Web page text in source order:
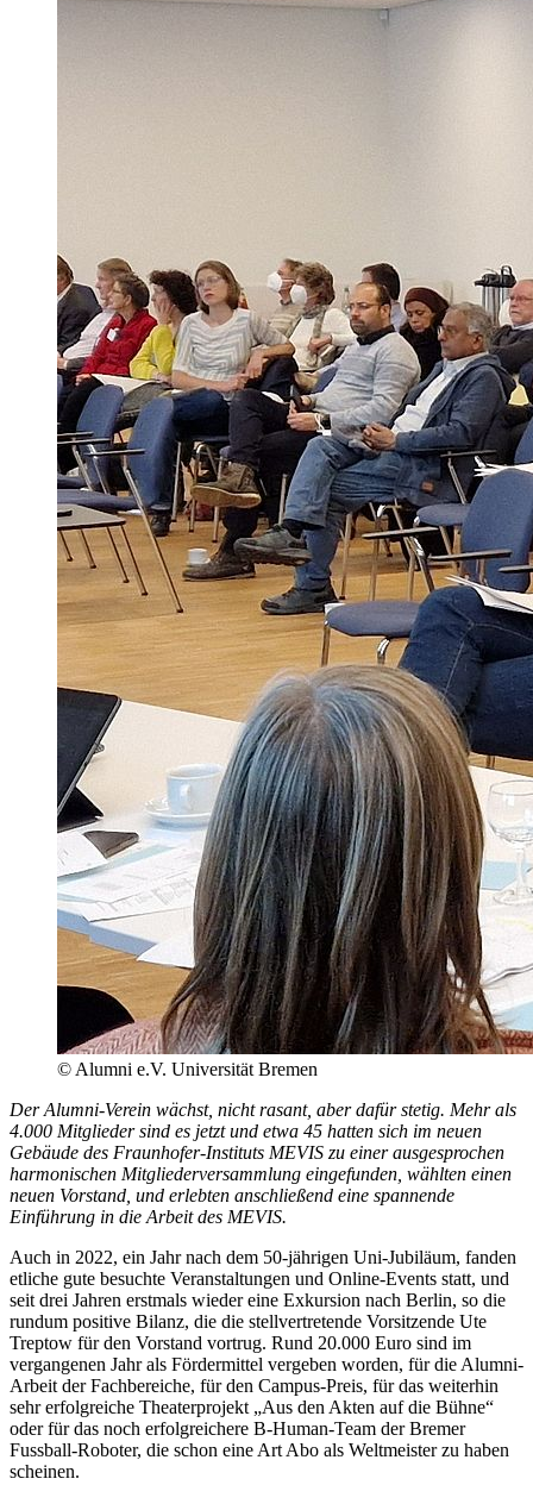
© Alumni e.V. Universität Bremen
Der Alumni-Verein wächst, nicht rasant, aber dafür stetig. Mehr als
4.000 Mitglieder sind es jetzt und etwa 45 hatten sich im neuen
Gebäude des Fraunhofer-Instituts MEVIS zu einer ausgesprochen
harmonischen Mitgliederversammlung eingefunden, wählten einen
neuen Vorstand, und erlebten anschließend eine spannende
Einführung in die Arbeit des MEVIS.
Auch in 2022, ein Jahr nach dem 50-jährigen Uni-Jubiläum, fanden
etliche gute besuchte Veranstaltungen und Online-Events statt, und
seit drei Jahren erstmals wieder eine Exkursion nach Berlin, so die
rundum positive Bilanz, die die stellvertretende Vorsitzende Ute
Treptow für den Vorstand vortrug. Rund 20.000 Euro sind im
vergangenen Jahr als Fördermittel vergeben worden, für die Alumni-
Arbeit der Fachbereiche, für den Campus-Preis, für das weiterhin
sehr erfolgreiche Theaterprojekt „Aus den Akten auf die Bühne“
oder für das noch erfolgreichere B-Human-Team der Bremer
Fussball-Roboter, die schon eine Art Abo als Weltmeister zu haben
scheinen.